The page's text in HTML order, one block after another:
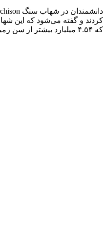
که ۴.۵۴ میلیارد بیشتر از سن زمین و منظومه شمسی است.